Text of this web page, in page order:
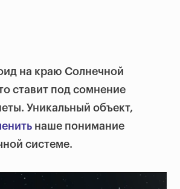
на краю Солнечной
ставит под сомнение
Уникальный объект,
наше понимание
системе.